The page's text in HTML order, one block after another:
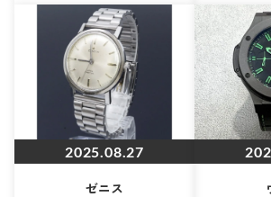
2025.08.27
ゼニス